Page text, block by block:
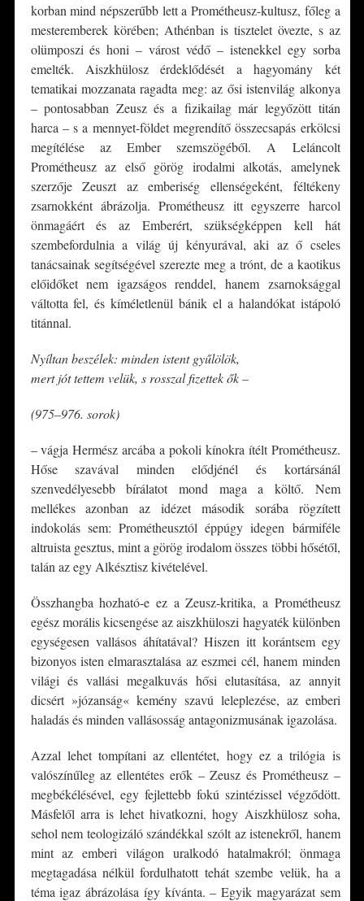
korban mind népszerűbb lett a Prométheusz-kultusz, főleg a
mesteremberek körében; Athénban is tisztelet övezte, s az
olümposzi és honi – várost védő – istenekkel egy sorba
emelték. Aiszkhülosz érdeklődését a hagyomány két
tematikai mozzanata ragadta meg: az ősi istenvilág alkonya
– pontosabban Zeusz és a fizikailag már legyőzött titán
harca – s a mennyet-földet megrendítő összecsapás erkölcsi
megítélése az Ember szemszögéből. A Leláncolt
Prométheusz az első görög irodalmi alkotás, amelynek
szerzője Zeuszt az emberiség ellenségeként, féltékeny
zsarnokként ábrázolja. Prométheusz itt egyszerre harcol
önmagáért és az Emberért, szükségképpen kell hát
szembefordulnia a világ új kényurával, aki az ő cseles
tanácsainak segítségével szerezte meg a trónt, de a kaotikus
előidőket nem igazságos renddel, hanem zsarnoksággal
váltotta fel, és kíméletlenül bánik el a halandókat istápoló
titánnal.
Nyíltan beszélek: minden istent gyűlölök,
mert jót tettem velük, s rosszal fizettek ők –
(975–976. sorok)
– vágja Hermész arcába a pokoli kínokra ítélt Prométheusz.
Hőse szavával minden elődjénél és kortársánál
szenvedélyesebb bírálatot mond maga a költő. Nem
mellékes azonban az idézet második sorába rögzített
indokolás sem: Prométheusztól éppúgy idegen bármiféle
altruista gesztus, mint a görög irodalom összes többi hősétől,
talán az egy Alkésztisz kivételével.
Összhangba hozható-e ez a Zeusz-kritika, a Prométheusz
egész morális kicsengése az aiszkhüloszi hagyaték különben
egységesen vallásos áhítatával? Hiszen itt korántsem egy
bizonyos isten elmarasztalása az eszmei cél, hanem minden
világi és vallási megalkuvás hősi elutasítása, az annyit
dicsért »józanság« kemény szavú leleplezése, az emberi
haladás és minden vallásosság antagonizmusának igazolása.
Azzal lehet tompítani az ellentétet, hogy ez a trilógia is
valószínűleg az ellentétes erők – Zeusz és Prométheusz –
megbékélésével, egy fejlettebb fokú szintézissel végződött.
Másfelől arra is lehet hivatkozni, hogy Aiszkhülosz soha,
sehol nem teologizáló szándékkal szólt az istenekről, hanem
mint az emberi világon uralkodó hatalmakról; önmaga
megtagadása nélkül fordulhatott tehát szembe velük, ha a
téma igaz ábrázolása így kívánta. – Egyik magyarázat sem